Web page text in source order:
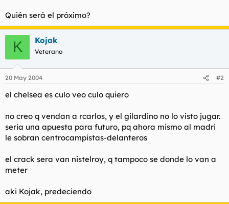
Quién será el próximo?
K Kojak
Veterano
20 May 2004 #2
el chelsea es culo veo culo quiero
no creo q vendan a rcarlos, y el gilardino no lo visto jugar.
seria una apuesta para futuro, pq ahora mismo al madri
le sobran centrocampistas-delanteros
el crack sera van nistelroy, q tampoco se donde lo van a
meter
aki Kojak, predeciendo